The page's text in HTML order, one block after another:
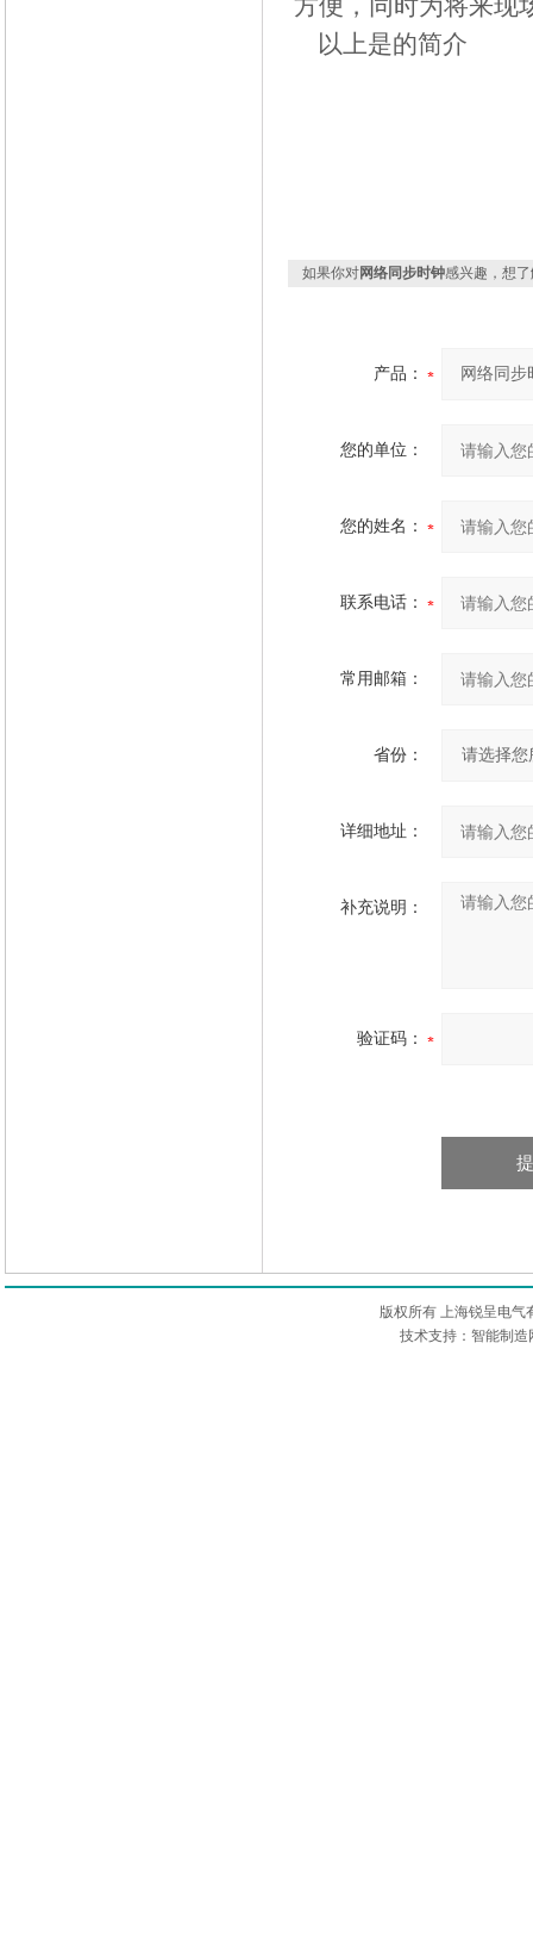
方便，同时为将来现
以上是的简介
如果你对网络同步时钟感兴趣，想
产品：
您的单位：
您的姓名：
联系电话：
常用邮箱：
省份：
详细地址：
补充说明：
验证码：
版权所有 上海锐呈电气
技术支持：智能制造